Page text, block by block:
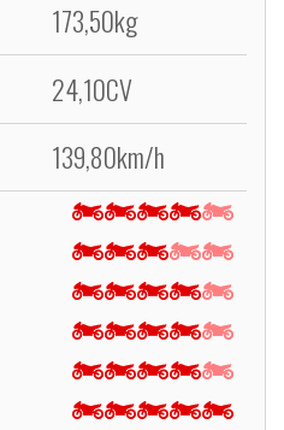
173,50kg
24,10CV
139,80km/h